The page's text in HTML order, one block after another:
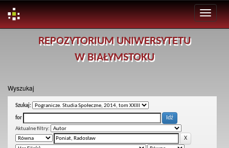
REPOZYTORIUM UNIWERSYTETU
W BIAŁYMSTOKU
Wyszukaj
Szukaj:
for
Aktualne filtry: